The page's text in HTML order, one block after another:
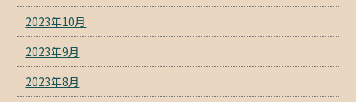
2023年10月
2023年9月
2023年8月